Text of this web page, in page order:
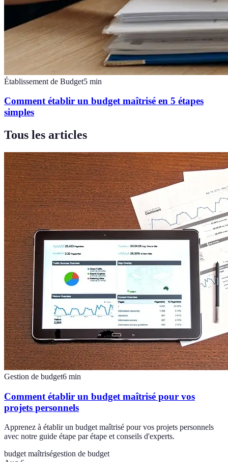
Établissement de Budget5 min
Comment établir un budget maîtrisé en 5 étapes
simples
Tous les articles
Gestion de budget6 min
Comment établir un budget maîtrisé pour vos
projets personnels
Apprenez à établir un budget maîtrisé pour vos projets personnels
avec notre guide étape par étape et conseils d'experts.
budget maîtriségestion de budget